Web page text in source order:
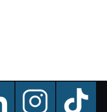
instagram TikTok